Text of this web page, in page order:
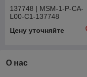
137748 | MSM-1-P-CA-
L00-C1-137748
Цену уточняйте
О нас